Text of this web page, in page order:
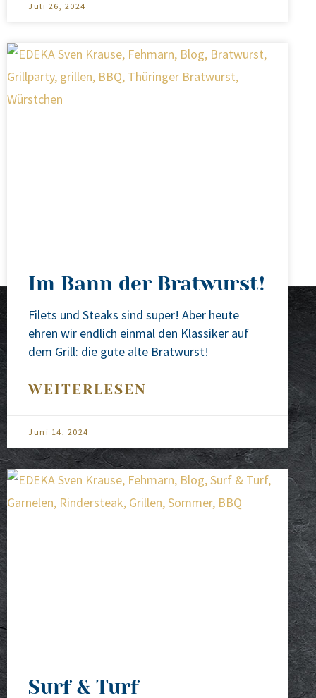
Juli 26, 2024
Im Bann der Bratwurst!
Filets und Steaks sind super! Aber heu­te
ehren wir end­lich ein­mal den Klas­si­ker auf
dem Grill: die gute alte Brat­wurst!
WEITERLESEN
Juni 14, 2024
Surf & Turf